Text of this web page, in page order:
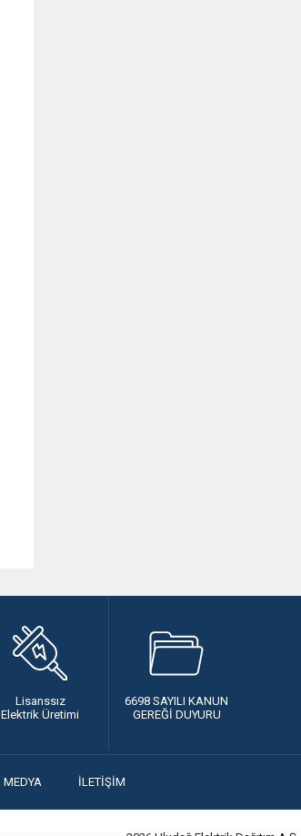
Lisanssız
Elektrik Üretimi
6698 SAYILI KANUN
GEREĞİ DUYURU
MEDYA İLETİŞİM